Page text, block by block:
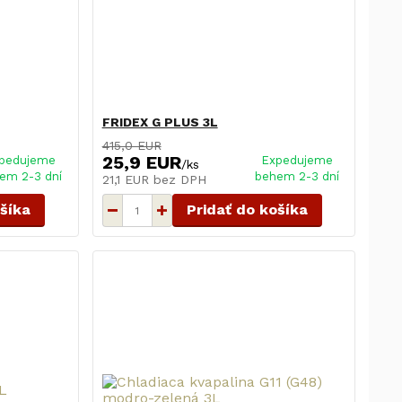
2-3 dní
FRIDEX G PLUS 3L
415,0 EUR
25,9 EUR/ks
21,1 EUR bez DPH
Expedujeme
behem 2-3 dní
Pridať do košíka